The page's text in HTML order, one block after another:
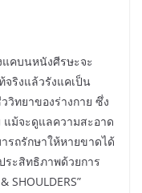
แคบนหนังศีรษะจะ
จริงแล้วรังแคเป็น
วิทยาของร่างกาย ซึ่ง
แม้จะดูแลความสะอาด
รถรักษาให้หายขาดได้
ระสิทธิภาพด้วยการ